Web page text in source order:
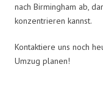
nach Birmingham ab,
konzentrieren kannst.
Kontaktiere uns noch
Umzug planen!